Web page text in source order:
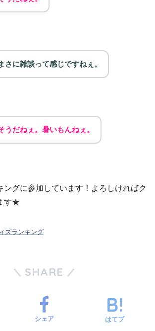
さに雑談って感じですねぇ。
うだねぇ。暑いもんねぇ。
ングに参加しています！よろしければク
す★
ズランキング
SHARE
シェア はてブ